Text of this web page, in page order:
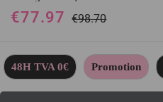
STRAIGHT 200% densité Sans
Lace Sans Colle en 100%
€77.97 €98.70
48H TVA 0€ Promotion